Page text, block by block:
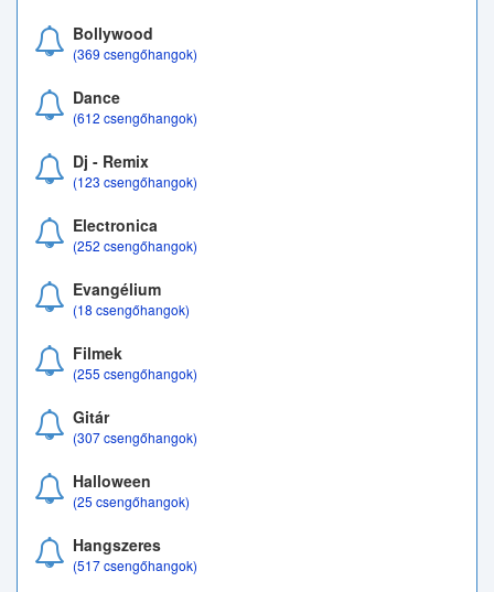
Bollywood
(369 csengőhangok)
Dance
(612 csengőhangok)
Dj - Remix
(123 csengőhangok)
Electronica
(252 csengőhangok)
Evangélium
(18 csengőhangok)
Filmek
(255 csengőhangok)
Gitár
(307 csengőhangok)
Halloween
(25 csengőhangok)
Hangszeres
(517 csengőhangok)